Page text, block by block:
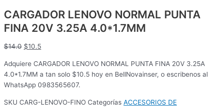
CARGADOR LENOVO NORMAL PUNTA
FINA 20V 3.25A 4.0*1.7MM
$14.0 $10.5
Adquiere CARGADOR LENOVO NORMAL PUNTA FINA 20V 3.25A
4.0*1.7MM a tan solo $10.5 hoy en BellNovainser, o escribenos al
WhatsApp 0983565607.
SKU CARG-LENOVO-FINO Categorías ACCESORIOS DE